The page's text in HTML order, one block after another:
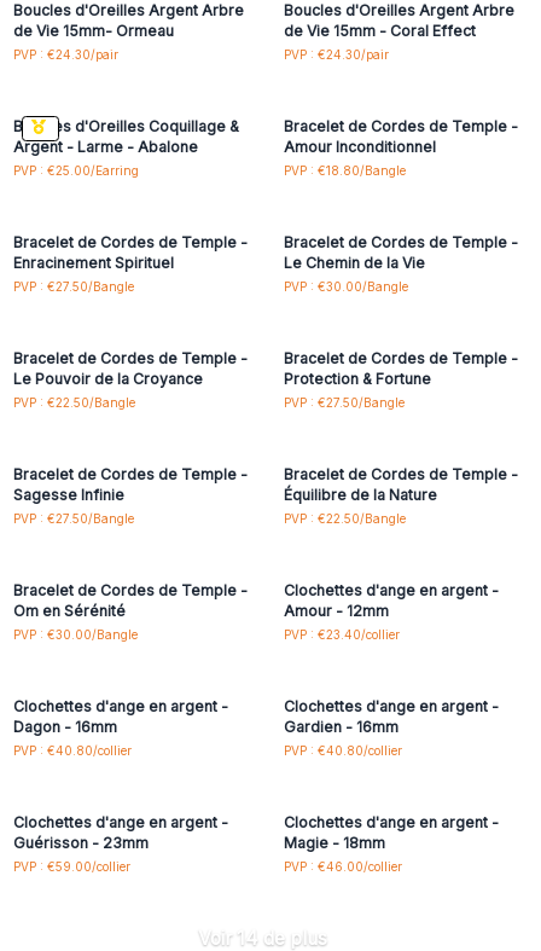
Boucles d'Oreilles Argent Arbre
de Vie 15mm- Ormeau
PVP : €24.30/pair
Boucles d'Oreilles Argent Arbre
de Vie 15mm - Coral Effect
PVP : €24.30/pair
Connectez-vous ou
Boucles d'Oreilles Coquillage &
Argent - Larme - Abalone
PVP : €25.00/Earring
Connectez-vous ou
Bracelet de Cordes de Temple -
Amour Inconditionnel
PVP : €18.80/Bangle
Connectez-vous ou
Bracelet de Cordes de Temple -
Enracinement Spirituel
PVP : €27.50/Bangle
Connectez-vous ou
Bracelet de Cordes de Temple -
Le Chemin de la Vie
PVP : €30.00/Bangle
Connectez-vous ou
Bracelet de Cordes de Temple -
Le Pouvoir de la Croyance
PVP : €22.50/Bangle
Connectez-vous ou
Bracelet de Cordes de Temple -
Protection & Fortune
PVP : €27.50/Bangle
Connectez-vous ou
Bracelet de Cordes de Temple -
Sagesse Infinie
PVP : €27.50/Bangle
Connectez-vous ou
Bracelet de Cordes de Temple -
Équilibre de la Nature
PVP : €22.50/Bangle
Connectez-vous ou
Bracelet de Cordes de Temple -
Om en Sérénité
PVP : €30.00/Bangle
Connectez-vous ou
Clochettes d'ange en argent -
Amour - 12mm
PVP : €23.40/collier
Connectez-vous ou
Clochettes d'ange en argent -
Dagon - 16mm
PVP : €40.80/collier
Connectez-vous ou
Clochettes d'ange en argent -
Gardien - 16mm
PVP : €40.80/collier
Connectez-vous ou
Clochettes d'ange en argent -
Guérisson - 23mm
PVP : €59.00/collier
Connectez-vous ou
Clochettes d'ange en argent -
Magie - 18mm
PVP : €46.00/collier
Voir 14 de plus